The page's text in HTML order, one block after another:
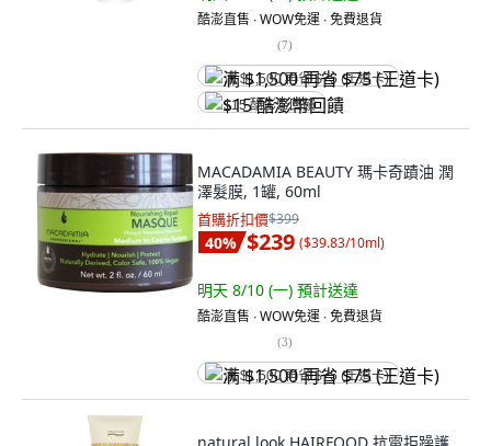
酷澎直售 ∙ WOW免運 ∙ 免費退貨
(7)
满 $1,500 再省 $75 (王道卡)
$15 酷澎幣回饋
MACADAMIA BEAUTY 瑪卡奇蹟油 潤
澤髮膜, 1罐, 60ml
首購折扣價$399
40% $239 ($39.83/10ml)
明天 8/10 (一) 預計送達
酷澎直售 ∙ WOW免運 ∙ 免費退貨
(3)
满 $1,500 再省 $75 (王道卡)